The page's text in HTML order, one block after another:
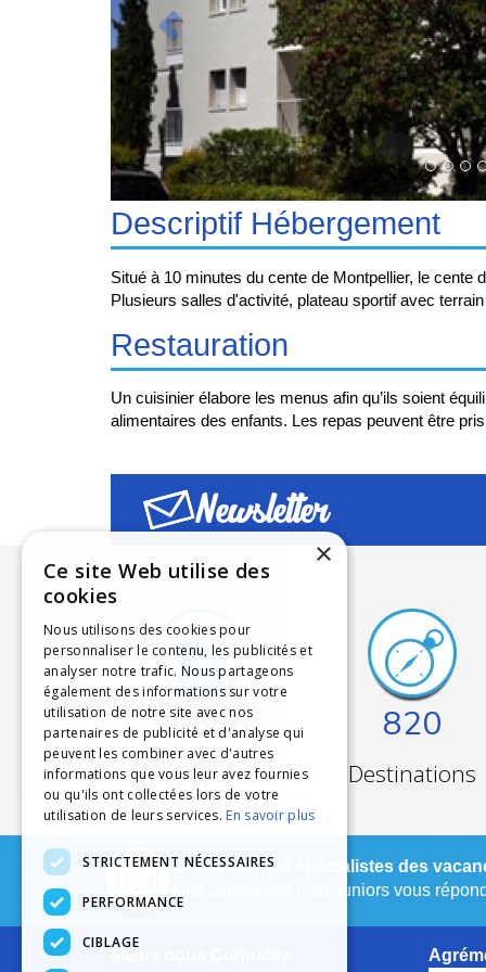
Descriptif Hébergement
Situé à 10 minutes du cente de Montpellier, le
Plusieurs salles d'activité, plateau sportif avec
Restauration
Un cuisinier élabore les menus afin qu’ils soient
alimentaires des enfants. Les repas peuvent être
Newsletter
90886
Participants
820
Destinations
Contactez nos spécialistes des
Nos conseillers Cap Juniors vous
×
Ce site Web utilise des
cookies
Nous utilisons des cookies pour
personnaliser le contenu, les publicités et
analyser notre trafic. Nous partageons
également des informations sur votre
utilisation de notre site avec nos
partenaires de publicité et d'analyse qui
peuvent les combiner avec d'autres
informations que vous leur avez fournies
ou qu'ils ont collectées lors de votre
utilisation de leurs services. En savoir plus
STRICTEMENT NÉCESSAIRES
PERFORMANCE
CIBLAGE